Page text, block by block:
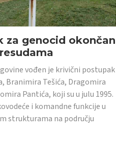
za genocid okončan
vođen je krivični postupak
Branimira Tešića, Dragomira
Pantića, koji su u julu 1995.
i komandne funkcije u
strukturama na području